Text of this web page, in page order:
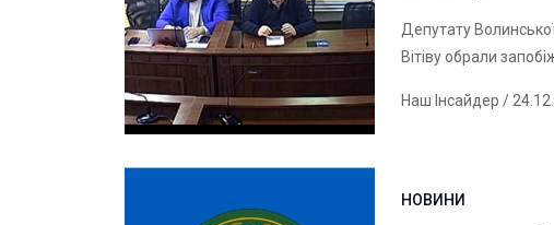
Депутату
Вітіву обрали
Наш Інсайдер /
НОВИНИ